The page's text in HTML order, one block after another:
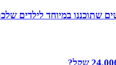
שתוכננו במיוחד לילדים